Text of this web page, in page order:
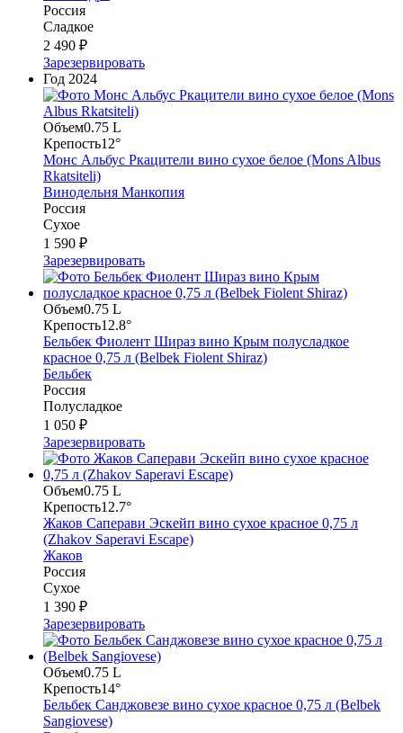
Россия
Сладкое
2 490 ₽
Зарезервировать
Год 2024
Объем0.75 L
Крепость12°
Монс Альбус Ркацители вино сухое белое (Mons Albus
Rkatsiteli)
Винодельня Манкопия
Россия
Сухое
1 590 ₽
Зарезервировать
Объем0.75 L
Крепость12.8°
Бельбек Фиолент Шираз вино Крым полусладкое
красное 0,75 л (Belbek Fiolent Shiraz)
Бельбек
Россия
Полусладкое
1 050 ₽
Зарезервировать
Объем0.75 L
Крепость12.7°
Жаков Саперави Эскейп вино сухое красное 0,75 л
(Zhakov Saperavi Escape)
Жаков
Россия
Сухое
1 390 ₽
Зарезервировать
Объем0.75 L
Крепость14°
Бельбек Санджовезе вино сухое красное 0,75 л (Belbek
Sangiovese)